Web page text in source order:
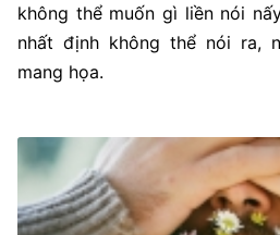
không thể muốn gì liền nói
nhất định không thể nói ra,
mang họa.